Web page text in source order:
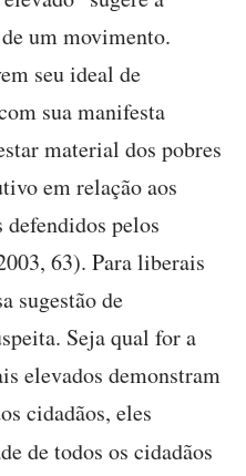
um movimento.
seu ideal de
sua manifesta
material dos pobres
em relação aos
pelos
63). Para liberais
sugestão de
Seja qual for a
elevados demonstram
cidadãos, eles
de todos os cidadãos